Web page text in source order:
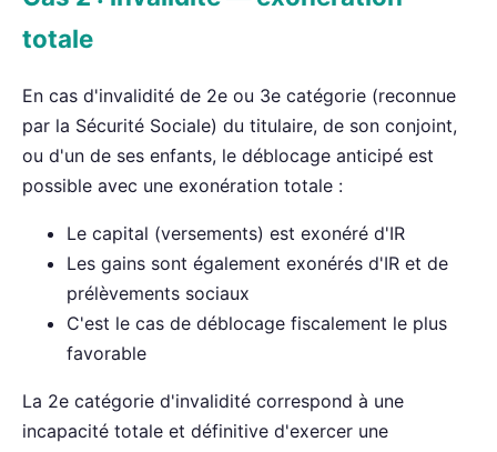
totale
En cas d'invalidité de 2e ou 3e catégorie (reconnue
par la Sécurité Sociale) du titulaire, de son conjoint,
ou d'un de ses enfants, le déblocage anticipé est
possible avec une exonération totale :
Le capital (versements) est exonéré d'IR
Les gains sont également exonérés d'IR et de
prélèvements sociaux
C'est le cas de déblocage fiscalement le plus
favorable
La 2e catégorie d'invalidité correspond à une
incapacité totale et définitive d'exercer une